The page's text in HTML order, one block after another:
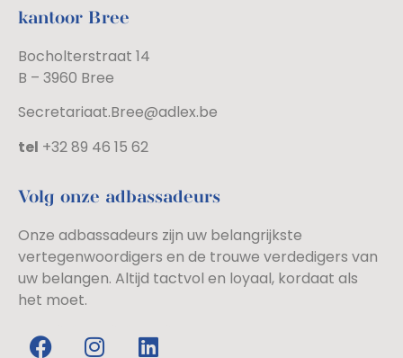
kantoor Bree
Bocholterstraat 14
B – 3960 Bree
Secretariaat.Bree@adlex.be
tel +32 89 46 15 62
Volg onze adbassadeurs
Onze adbassadeurs zijn uw belangrijkste
vertegenwoordigers en de trouwe verdedigers van
uw belangen. Altijd tactvol en loyaal, kordaat als
het moet.